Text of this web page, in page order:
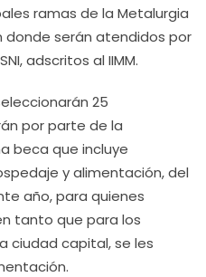
ramas de la Metalurgia
donde serán atendidos por
adscritos al IIMM.
25
por parte de la
beca que incluye
y alimentación, del
año, para quienes
tanto que para los
ciudad capital, se les